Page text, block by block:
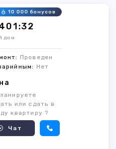
10 000 бонусов
дом
Проведен
Нет
или сдать в
квартиру ?
Чат